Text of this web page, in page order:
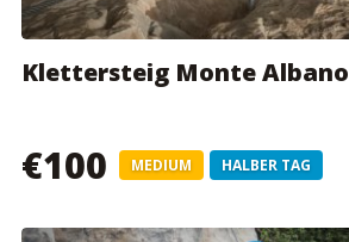
Klettersteig Monte Albano
€100 MEDIUM HALBER TAG